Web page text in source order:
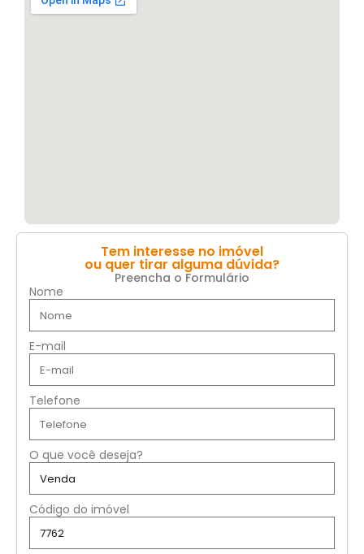
Tem interesse no imóvel
ou quer tirar alguma dúvida?
Preencha o Formulário
Nome
E-mail
Telefone
O que você deseja?
Código do imóvel